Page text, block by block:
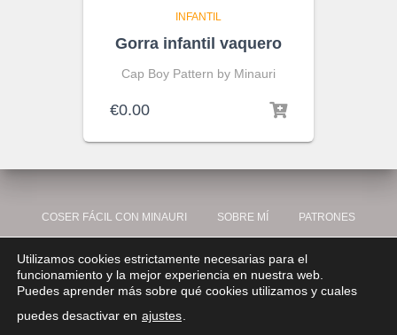
INFANTIL
Gorra infantil vaquero
Cap Boy Pattern by Minauri
€0.00
COSER FÁCIL CON MINAURI SOBRE MÍ PATRONES
VÍDEOS BLOG COOKIES PRIVACIDAD
Utilizamos cookies estrictamente necesarias para el
funcionamiento y la mejor experiencia en nuestra web.
Puedes aprender más sobre qué cookies utilizamos y cuales
puedes desactivar en ajustes